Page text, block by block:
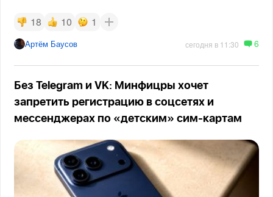
18 10 1
Артём Баусов сегодня в 11:30 6
Без Telegram и VK: Минфицры хочет
запретить регистрацию в соцсетях и
мессенджерах по «детским» сим-картам